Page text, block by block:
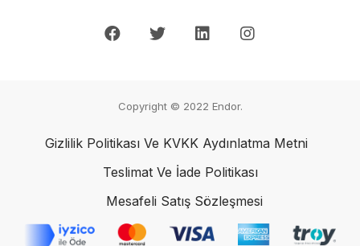
Copyright © 2022 Endor.
Gizlilik Politikası Ve KVKK Aydınlatma Metni
Teslimat Ve İade Politikası
Mesafeli Satış Sözleşmesi